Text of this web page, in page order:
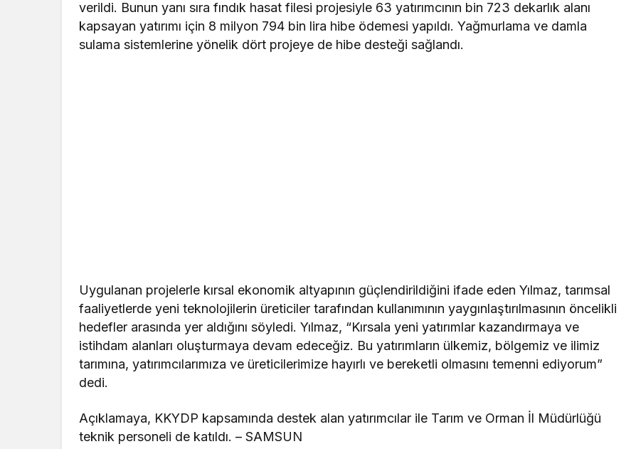
verildi. Bunun yanı sıra fındık hasat filesi projesiyle 63 yatırımcının bin 723 dekarlık alanı
kapsayan yatırımı için 8 milyon 794 bin lira hibe ödemesi yapıldı. Yağmurlama ve damla
sulama sistemlerine yönelik dört projeye de hibe desteği sağlandı.
Uygulanan projelerle kırsal ekonomik altyapının güçlendirildiğini ifade eden Yılmaz, tarımsal
faaliyetlerde yeni teknolojilerin üreticiler tarafından kullanımının yaygınlaştırılmasının öncelikli
hedefler arasında yer aldığını söyledi. Yılmaz, “Kırsala yeni yatırımlar kazandırmaya ve
istihdam alanları oluşturmaya devam edeceğiz. Bu yatırımların ülkemiz, bölgemiz ve ilimiz
tarımına, yatırımcılarımıza ve üreticilerimize hayırlı ve bereketli olmasını temenni ediyorum”
dedi.
Açıklamaya, KKYDP kapsamında destek alan yatırımcılar ile Tarım ve Orman İl Müdürlüğü
teknik personeli de katıldı. – SAMSUN